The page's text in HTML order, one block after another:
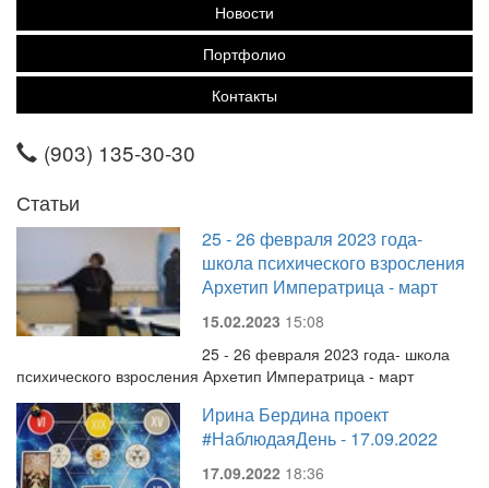
Новости
Портфолио
Контакты
(903) 135-30-30
Статьи
25 - 26 февраля 2023 года-
школа психического взросления
Архетип Императрица - март
15.02.2023 15:08
25 - 26 февраля 2023 года- школа
психического взросления Архетип Императрица - март
Ирина Бердина проект
#НаблюдаяДень - 17.09.2022
17.09.2022 18:36